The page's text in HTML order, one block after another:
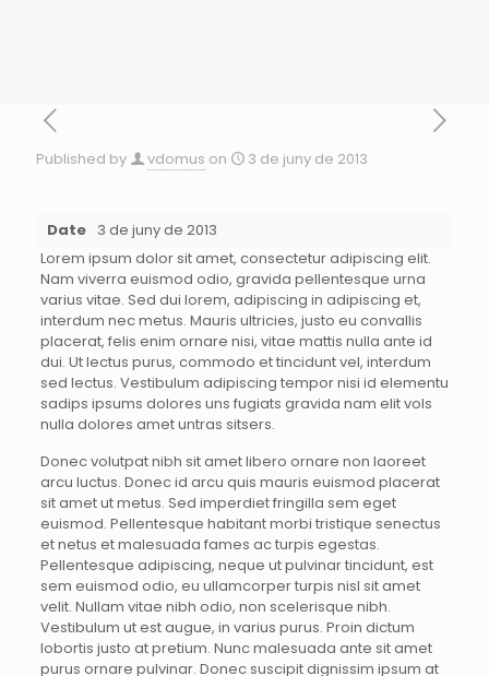
Published by vdomus on 3 de juny de 2013
Date 3 de juny de 2013
Lorem ipsum dolor sit amet, consectetur adipiscing elit.
Nam viverra euismod odio, gravida pellentesque urna
varius vitae. Sed dui lorem, adipiscing in adipiscing et,
interdum nec metus. Mauris ultricies, justo eu convallis
placerat, felis enim ornare nisi, vitae mattis nulla ante id
dui. Ut lectus purus, commodo et tincidunt vel, interdum
sed lectus. Vestibulum adipiscing tempor nisi id elementu
sadips ipsums dolores uns fugiats gravida nam elit vols
nulla dolores amet untras sitsers.
Donec volutpat nibh sit amet libero ornare non laoreet
arcu luctus. Donec id arcu quis mauris euismod placerat
sit amet ut metus. Sed imperdiet fringilla sem eget
euismod. Pellentesque habitant morbi tristique senectus
et netus et malesuada fames ac turpis egestas.
Pellentesque adipiscing, neque ut pulvinar tincidunt, est
sem euismod odio, eu ullamcorper turpis nisl sit amet
velit. Nullam vitae nibh odio, non scelerisque nibh.
Vestibulum ut est augue, in varius purus. Proin dictum
lobortis justo at pretium. Nunc malesuada ante sit amet
purus ornare pulvinar. Donec suscipit dignissim ipsum at